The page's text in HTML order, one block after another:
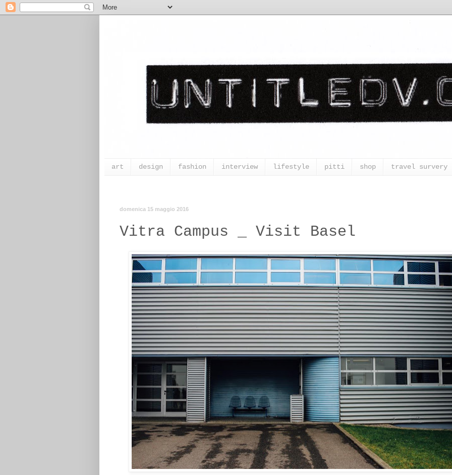
art design fashion interview lifestyle pitti shop travel survery
domenica 15 maggio 2016
Vitra Campus _ Visit Basel